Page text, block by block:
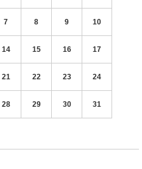
7 8 9 10
14 15 16 17
21 22 23 24
28 29 30 31